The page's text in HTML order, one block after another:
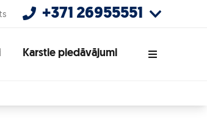
+371 26955551
Karstie piedāvājumi